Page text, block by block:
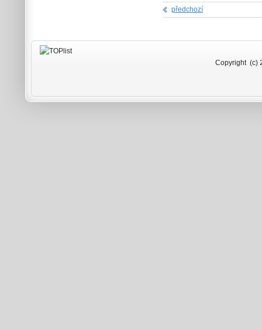
předchozí
Copyright (c) 2009-2026